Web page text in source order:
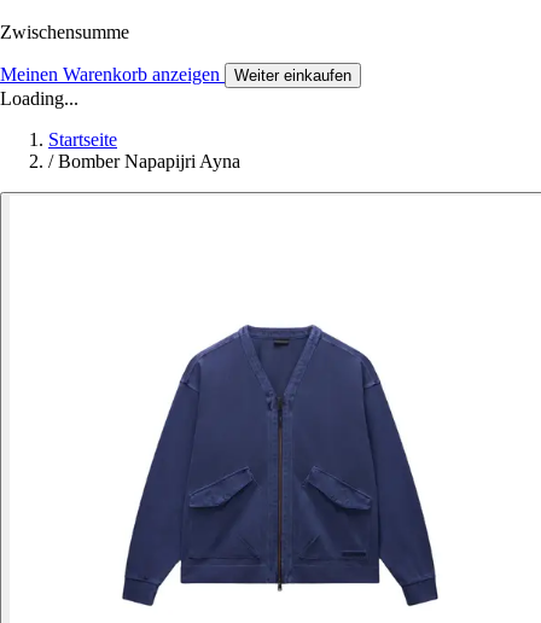
Zwischensumme
Meinen Warenkorb anzeigen Weiter einkaufen
Loading...
Startseite
/ Bomber Napapijri Ayna